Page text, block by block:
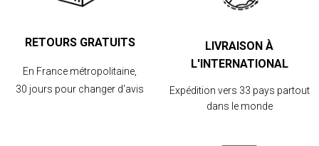
RETOURS GRATUITS
En France métropolitaine,
30 jours pour changer d'avis
LIVRAISON À
L'INTERNATIONAL
Expédition vers 33 pays partout
dans le monde